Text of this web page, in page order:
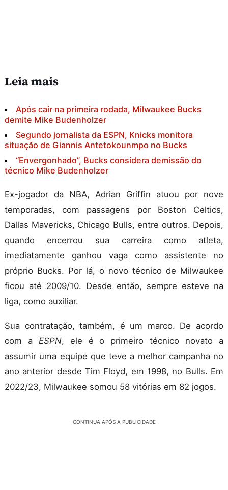
Leia mais
Após cair na primeira rodada, Milwaukee Bucks
demite Mike Budenholzer
Segundo jornalista da ESPN, Knicks monitora
situação de Giannis Antetokounmpo no Bucks
“Envergonhado”, Bucks considera demissão do
técnico Mike Budenholzer
Ex-jogador da NBA, Adrian Griffin atuou por nove
temporadas, com passagens por Boston Celtics,
Dallas Mavericks, Chicago Bulls, entre outros. Depois,
quando encerrou sua carreira como atleta,
imediatamente ganhou vaga como assistente no
próprio Bucks. Por lá, o novo técnico de Milwaukee
ficou até 2009/10. Desde então, sempre esteve na
liga, como auxiliar.
Sua contratação, também, é um marco. De acordo
com a ESPN, ele é o primeiro técnico novato a
assumir uma equipe que teve a melhor campanha no
ano anterior desde Tim Floyd, em 1998, no Bulls. Em
2022/23, Milwaukee somou 58 vitórias em 82 jogos.
CONTINUA APÓS A PUBLICIDADE